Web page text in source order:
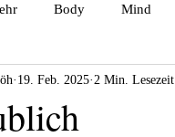
Body Mind
19. Feb. 2025 2 Min. Lesezeit